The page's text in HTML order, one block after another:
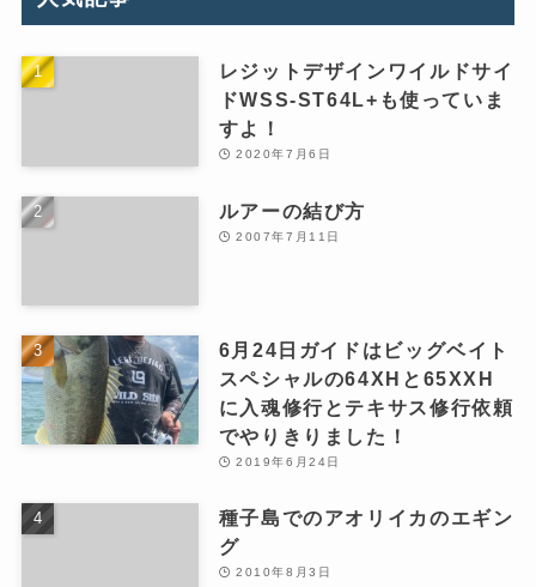
レジットデザインワイルドサイ
ドWSS-ST64L+も使っていま
すよ！
2020年7月6日
ルアーの結び方
2007年7月11日
6月24日ガイドはビッグベイト
スペシャルの64XHと65XXH
に入魂修行とテキサス修行依頼
でやりきりました！
2019年6月24日
種子島でのアオリイカのエギン
グ
2010年8月3日